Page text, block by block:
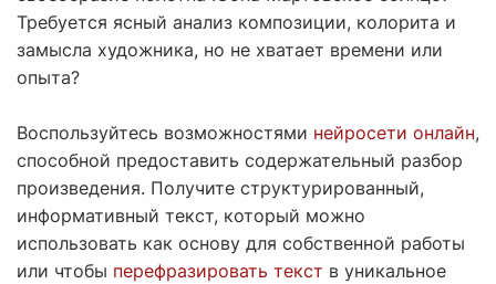
Требуется ясный анализ композиции, колорита и
замысла художника, но не хватает времени или
опыта?
Воспользуйтесь возможностями нейросети онлайн,
способной предоставить содержательный разбор
произведения. Получите структурированный,
информативный текст, который можно
использовать как основу для собственной работы
или чтобы перефразировать текст в уникальное